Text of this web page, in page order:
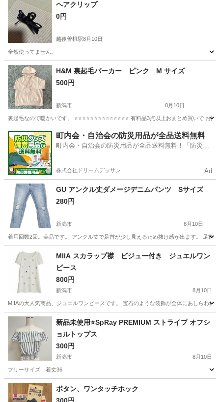
ヘアクリップ
0円
越後曽根駅8月10日
全然使ってません。
新潟 新潟市 越後曽根駅 アクセサリー
H&M 裏起毛パーカー ピンク M サイズ
500円
新潟市 8月10日
新潟 新潟市 パーカー ピンク
町内会・自治会の防災用品が全品送料無料
町内会・自治会の防災用品が全品送料無料！「防災備
株式会社ドリームデッサン Ad
GU アンクル丈ダメージデニムパンツ Sサイズ
280円
新潟市 8月10日
着用回数2回。美品です。 アンクル丈で足首が少し見えるため抜け感が出ます。 足
新潟 新潟市 ジーンズ/デニム アイス
MIIA スカラップ襟 ビジュー付き ジュエルワン
ピース
800円
新潟市 8月10日
MIIAの大人気商品、ジュエルワンピースです。 宝石のような装飾が全体にあしらわ
新潟 新潟市 ワンピース
新品未使用⭐️SpRay PREMIUM ストライプ オフシ
ョルトップス
300円
新潟市 8月10日
フリーサイズ 着丈36
新潟 新潟市 ブラウス 新品
ボタン、ワンタッチホック